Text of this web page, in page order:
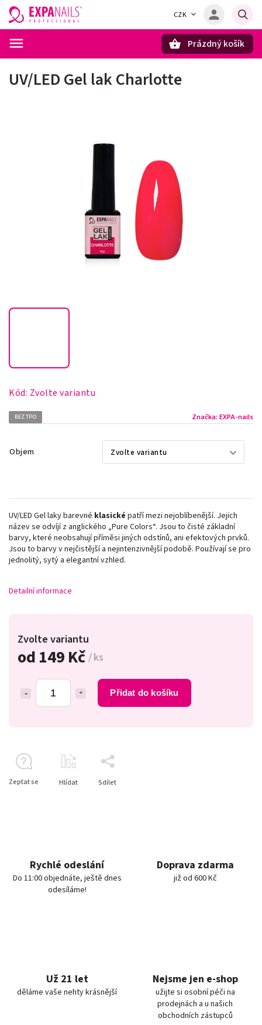
CZK
Prázdný košík
UV/LED Gel lak Charlotte
Kód: Zvolte variantu
BEZ TPO Značka: EXPA-nails
Objem
od 149 Kč / ks
Přidat do košíku
Zvolte variantu
UV/LED Gel laky barevné klasické patří mezi nejoblíbenější. Jejich
název se odvíjí z anglického „Pure Colors“. Jsou to čisté základní
barvy, které neobsahují příměsi jiných odstínů, ani efektových prvků.
Jsou to barvy v nejčistější a nejintenzivnější podobě. Používají se pro
jednolitý, sytý a elegantní vzhled.
Detailní informace
Zeptat se Hlídat Sdílet
Rychlé odeslání
Do 11:00 objednáte, ještě dnes
odesíláme!
Doprava zdarma
již od 600 Kč
Už 21 let
děláme vaše nehty krásnější
Nejsme jen e-shop
užijte si osobní péči na
prodejnách a u našich
obchodních zástupců